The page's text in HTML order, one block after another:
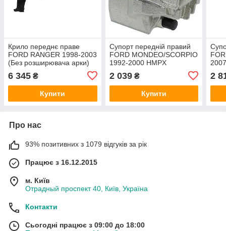
Крило переднє праве
FORD RANGER 1998-2003
(Без розширювача арки)
6 345 ₴
Купити
Супорт передній правий
FORD MONDEO/SCORPIO
1992-2000 HMPX
2 039₴
Купити
2
Про нас
93% позитивних з 1079 відгуків за рік
Працює з 16.12.2015
м. Київ
Отрадный проспект 40, Київ, Україна
Контакти
Сьогодні працює з 09:00 до 18:00